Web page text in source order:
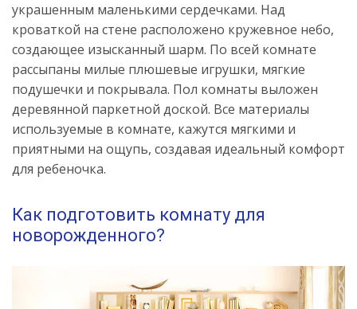
украшенным маленькими сердечками. Над
кроваткой на стене расположено кружевное небо,
создающее изысканный шарм. По всей комнате
рассыпаны милые плюшевые игрушки, мягкие
подушечки и покрывала. Пол комнаты выложен
деревянной паркетной доской. Все материалы
используемые в комнате, кажутся мягкими и
приятными на ощупь, создавая идеальный комфорт
для ребеночка.
Как подготовить комнату для
новорожденного?